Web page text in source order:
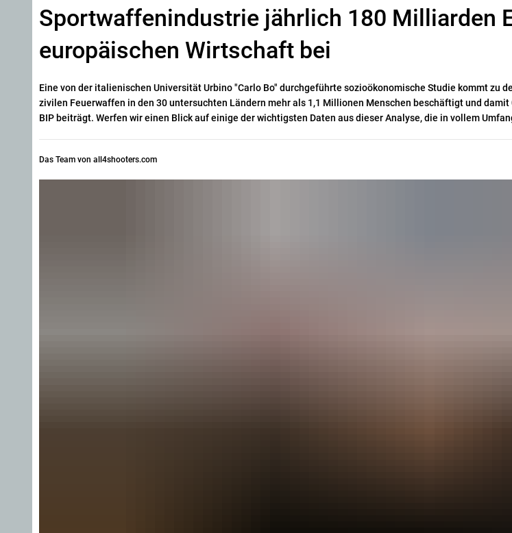
Sportwaffenindustrie jährlich 180 Milliarden
europäischen Wirtschaft bei
Eine von der italienischen Universität Urbino "Carlo Bo" durchgeführte sozioökonomische Studie kommt zu
zivilen Feuerwaffen in den 30 untersuchten Ländern mehr als 1,1 Millionen Menschen beschäftigt und damit
BIP beiträgt. Werfen wir einen Blick auf einige der wichtigsten Daten aus dieser Analyse, die in vollem
Das Team von all4shooters.com